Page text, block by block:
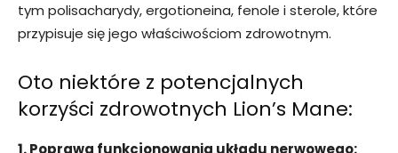
tym polisacharydy, ergotioneina, fenole i sterole, które
przypisuje się jego właściwościom zdrowotnym.
Oto niektóre z potencjalnych
korzyści zdrowotnych Lion’s Mane:
1. Poprawa funkcjonowania układu nerwowego: